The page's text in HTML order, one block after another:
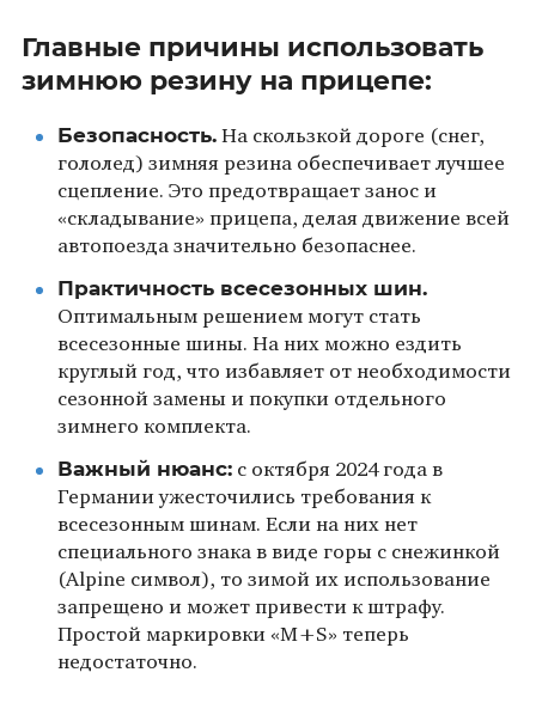
Главные причины использовать
зимнюю резину на прицепе:
Безопасность.На скользкой дороге (снег,
гололед) зимняя резина обеспечивает лучшее
сцепление. Это предотвращает занос и
«складывание» прицепа, делая движение всей
автопоезда значительно безопаснее.
Практичность всесезонных шин.
Оптимальным решением могут стать
всесезонные шины. На них можно ездить
круглый год, что избавляет от необходимости
сезонной замены и покупки отдельного
зимнего комплекта.
Важный нюанс:с октября 2024 года в
Германии ужесточились требования к
всесезонным шинам. Если на них нет
специального знака в виде горы с снежинкой
(Alpine символ), то зимой их использование
запрещено и может привести к штрафу.
Простой маркировки «M+S» теперь
недостаточно.